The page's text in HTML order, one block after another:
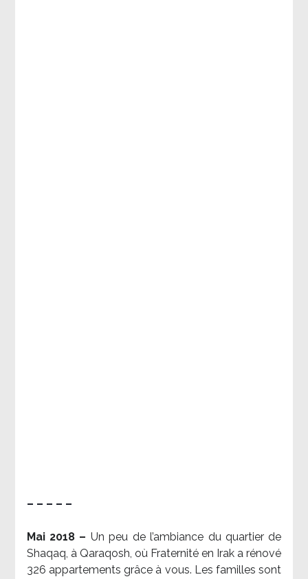
– – – – –
Mai 2018 – Un peu de l’ambiance du quartier de
Shaqaq, à Qaraqosh, où Fraternité en Irak a rénové
326 appartements grâce à vous. Les familles sont